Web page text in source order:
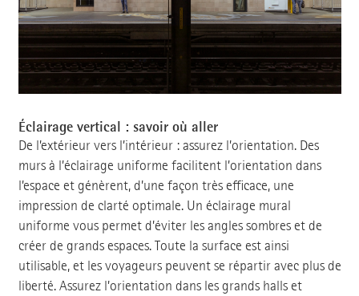
Éclairage vertical : savoir où aller
De l’extérieur vers l’intérieur : assurez l’orientation. Des
murs à l’éclairage uniforme facilitent l’orientation dans
l’espace et génèrent, d’une façon très efficace, une
impression de clarté optimale. Un éclairage mural
uniforme vous permet d’éviter les angles sombres et de
créer de grands espaces. Toute la surface est ainsi
utilisable, et les voyageurs peuvent se répartir avec plus de
liberté. Assurez l’orientation dans les grands halls et